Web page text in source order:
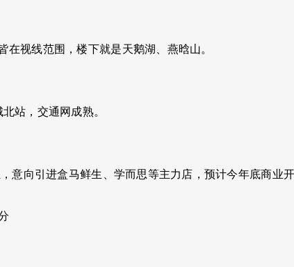
在视线范围，楼下就是天鹅湖、燕晗山。
站，交通网成熟。
意向引进盒马鲜生、学而思等主力店，预计今年底商业开